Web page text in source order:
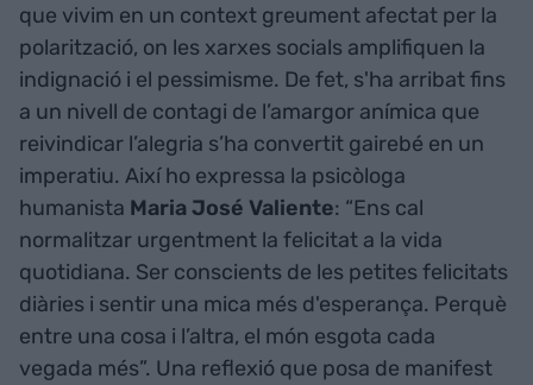
que vivim en un context greument afectat per la
polarització, on les xarxes socials amplifiquen la
indignació i el pessimisme. De fet, s'ha arribat fins
a un nivell de contagi de l’amargor anímica que
reivindicar l’alegria s’ha convertit gairebé en un
imperatiu. Així ho expressa la psicòloga
humanista Maria José Valiente: “Ens cal
normalitzar urgentment la felicitat a la vida
quotidiana. Ser conscients de les petites felicitats
diàries i sentir una mica més d'esperança. Perquè
entre una cosa i l’altra, el món esgota cada
vegada més”. Una reflexió que posa de manifest